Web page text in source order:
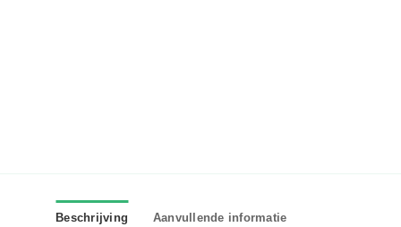
Beschrijving Aanvullende informatie